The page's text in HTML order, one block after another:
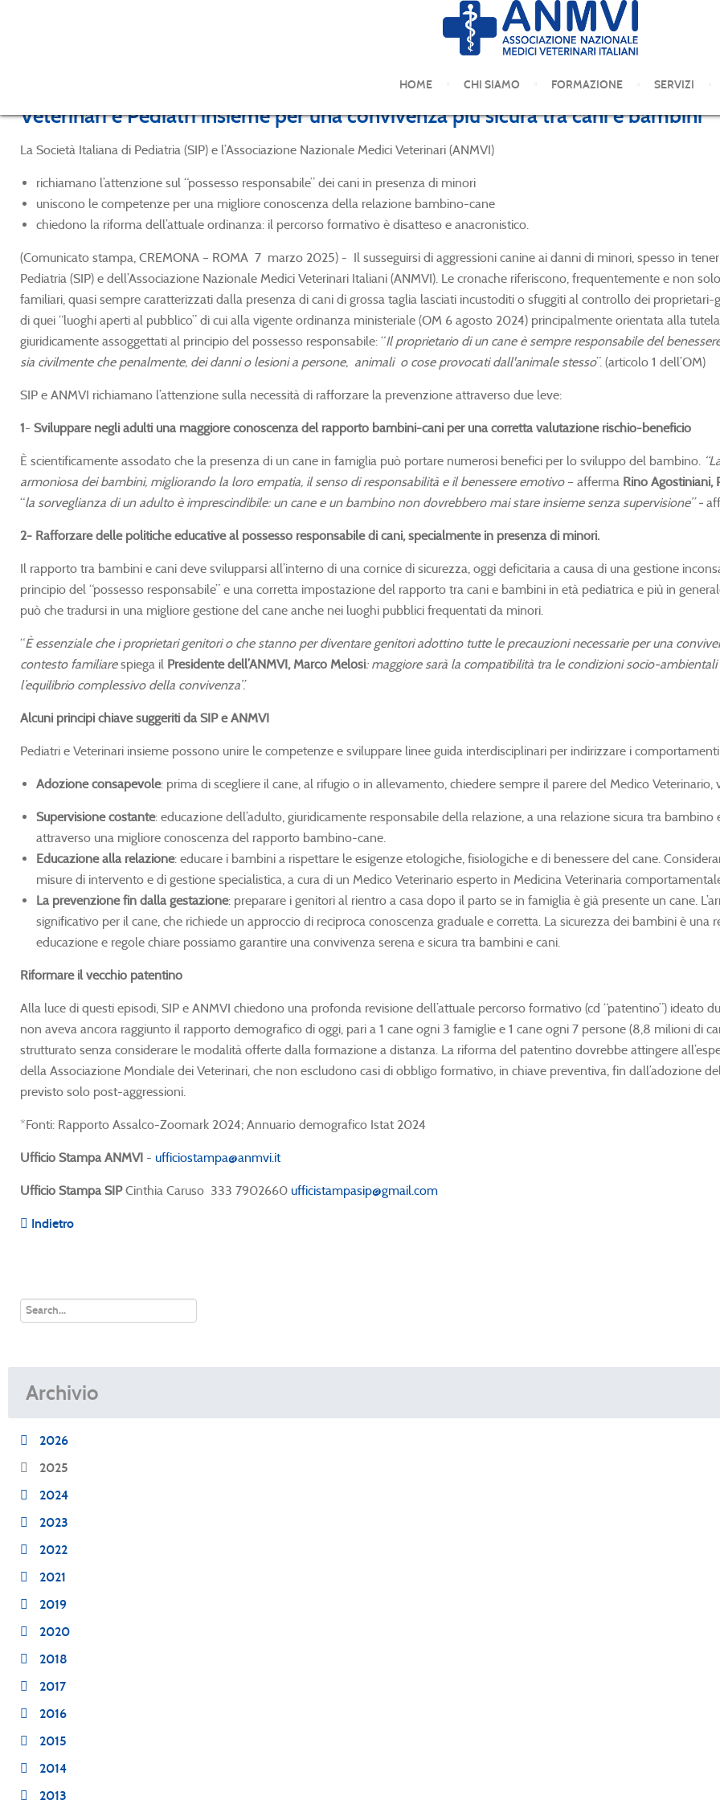
HOME CHI SIAMO FORMAZIONE SERVIZI
Veterinari e Pediatri insieme per una convivenza più sicura tra cani e bambini
La Società Italiana di Pediatria (SIP) e l’Associazione Nazionale Medici Veterinari (ANMVI)
richiamano l’attenzione sul “possesso responsabile” dei cani in presenza di minori
uniscono le competenze per una migliore conoscenza della relazione bambino-cane
chiedono la riforma dell’attuale ordinanza: il percorso formativo è disatteso e anacronistico.
(Comunicato stampa, CREMONA – ROMA 7 marzo 2025) - Il susseguirsi di aggressioni canine ai danni di minori, spesso in
Pediatria (SIP) e dell’Associazione Nazionale Medici Veterinari Italiani (ANMVI). Le cronache riferiscono, frequentemente e non
familiari, quasi sempre caratterizzati dalla presenza di cani di grossa taglia lasciati incustoditi o sfuggiti al controllo dei
di quei “luoghi aperti al pubblico” di cui alla vigente ordinanza ministeriale (OM 6 agosto 2024) principalmente orientata alla
giuridicamente assoggettati al principio del possesso responsabile: “Il proprietario di un cane è sempre responsabile del
sia civilmente che penalmente, dei danni o lesioni a persone, animali o cose provocati dall'animale stesso”. (articolo 1 dell’OM)
SIP e ANMVI richiamano l’attenzione sulla necessità di rafforzare la prevenzione attraverso due leve:
1- Sviluppare negli adulti una maggiore conoscenza del rapporto bambini-cani per una corretta valutazione rischio-beneficio
È scientificamente assodato che la presenza di un cane in famiglia può portare numerosi benefici per lo sviluppo del bambino.
armoniosa dei bambini, migliorando la loro empatia, il senso di responsabilità e il benessere emotivo– afferma Rino Agostiniani,
“la sorveglianza di un adulto è imprescindibile: un cane e un bambino non dovrebbero mai stare insieme senza supervisione” -
2- Rafforzare delle politiche educative al possesso responsabile di cani, specialmente in presenza di minori.
Il rapporto tra bambini e cani deve svilupparsi all’interno di una cornice di sicurezza, oggi deficitaria a causa di una gestione
principio del “possesso responsabile” e una corretta impostazione del rapporto tra cani e bambini in età pediatrica e più in
può che tradursi in una migliore gestione del cane anche nei luoghi pubblici frequentati da minori.
“È essenziale che i proprietari genitori o che stanno per diventare genitori adottino tutte le precauzioni necessarie per una
contesto familiarespiega il Presidente dell’ANMVI, Marco Melosi: maggiore sarà la compatibilità tra le condizioni socio-
l’equilibrio complessivo della convivenza”.
Alcuni principi chiave suggeriti da SIP e ANMVI
Pediatri e Veterinari insieme possono unire le competenze e sviluppare linee guida interdisciplinari per indirizzare i
Adozione consapevole: prima di scegliere il cane, al rifugio o in allevamento, chiedere sempre il parere del Medico
Supervisione costante: educazione dell’adulto, giuridicamente responsabile della relazione, a una relazione sicura tra
attraverso una migliore conoscenza del rapporto bambino-cane.
Educazione alla relazione: educare i bambini a rispettare le esigenze etologiche, fisiologiche e di benessere del cane.
misure di intervento e di gestione specialistica, a cura di un Medico Veterinario esperto in Medicina Veterinaria
La prevenzione fin dalla gestazione: preparare i genitori al rientro a casa dopo il parto se in famiglia è già presente un cane.
significativo per il cane, che richiede un approccio di reciproca conoscenza graduale e corretta. La sicurezza dei bambini è
educazione e regole chiare possiamo garantire una convivenza serena e sicura tra bambini e cani.
Riformare il vecchio patentino
Alla luce di questi episodi, SIP e ANMVI chiedono una profonda revisione dell’attuale percorso formativo (cd “patentino”) ideato
non aveva ancora raggiunto il rapporto demografico di oggi, pari a 1 cane ogni 3 famiglie e 1 cane ogni 7 persone (8,8 milioni di
strutturato senza considerare le modalità offerte dalla formazione a distanza. La riforma del patentino dovrebbe attingere
della Associazione Mondiale dei Veterinari, che non escludono casi di obbligo formativo, in chiave preventiva, fin dall’adozione
previsto solo post-aggressioni.
*Fonti: Rapporto Assalco-Zoomark 2024; Annuario demografico Istat 2024
Ufficio Stampa ANMVI - ufficiostampa@anmvi.it
Ufficio Stampa SIPCinthia Caruso 333 7902660 ufficistampasip@gmail.com
Indietro
Archivio
2026
2025
2024
2023
2022
2021
2019
2020
2018
2017
2016
2015
2014
2013